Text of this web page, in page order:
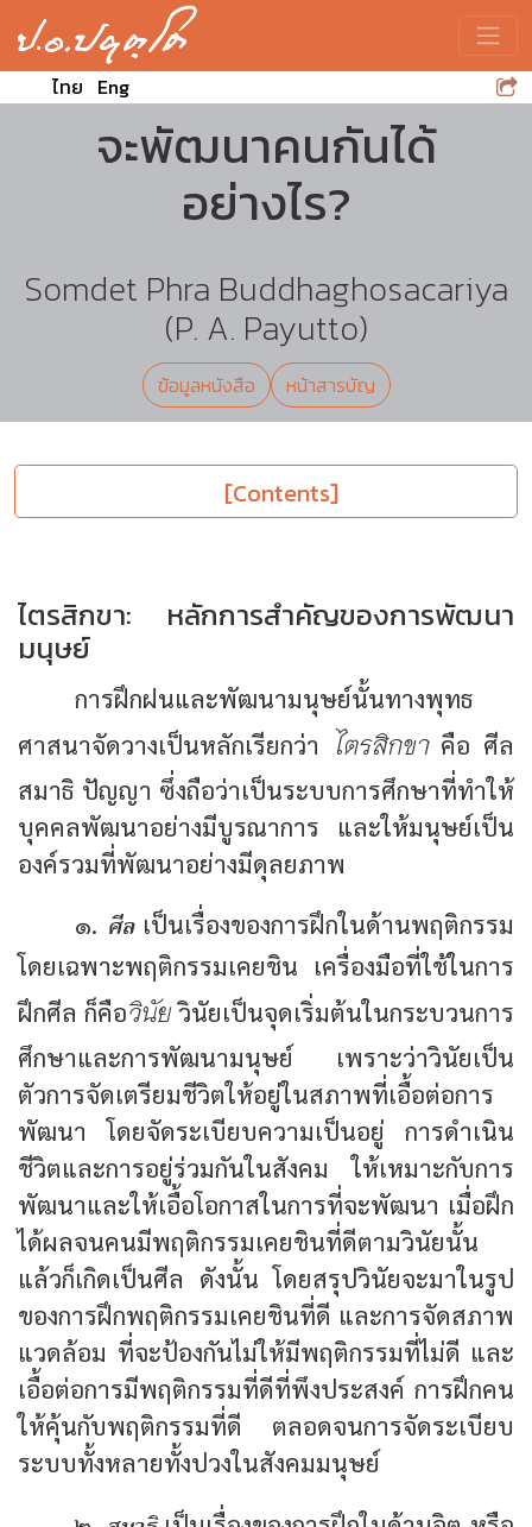
ไทย Eng
จะพัฒนาคนกันได้
อย่างไร?
Somdet Phra Buddhaghosacariya
(P. A. Payutto)
ข้อมูลหนังสือ หน้าสารบัญ
[Contents]
ไตรสิกขา: หลักการสำคัญของการพัฒนา
มนุษย์
การฝึกฝนและพัฒนามนุษย์นั้นทางพุทธ
ศาสนาจัดวางเป็นหลักเรียกว่า ไตรสิกขาคือ ศีล
สมาธิ ปัญญา ซึ่งถือว่าเป็นระบบการศึกษาที่ทำให้
บุคคลพัฒนาอย่างมีบูรณาการ และให้มนุษย์เป็น
องค์รวมที่พัฒนาอย่างมีดุลยภาพ
๑. ศีลเป็นเรื่องของการฝึกในด้านพฤติกรรม
โดยเฉพาะพฤติกรรมเคยชิน เครื่องมือที่ใช้ในการ
ฝึกศีล ก็คือวินัยวินัยเป็นจุดเริ่มต้นในกระบวนการ
ศึกษาและการพัฒนามนุษย์ เพราะว่าวินัยเป็น
ตัวการจัดเตรียมชีวิตให้อยู่ในสภาพที่เอื้อต่อการ
พัฒนา โดยจัดระเบียบความเป็นอยู่ การดำเนิน
ชีวิตและการอยู่ร่วมกันในสังคม ให้เหมาะกับการ
พัฒนาและให้เอื้อโอกาสในการที่จะพัฒนา เมื่อฝึก
ได้ผลจนคนมีพฤติกรรมเคยชินที่ดีตามวินัยนั้น
แล้วก็เกิดเป็นศีล ดังนั้น โดยสรุปวินัยจะมาในรูป
ของการฝึกพฤติกรรมเคยชินที่ดี และการจัดสภาพ
แวดล้อม ที่จะป้องกันไม่ให้มีพฤติกรรมที่ไม่ดี และ
เอื้อต่อการมีพฤติกรรมที่ดีที่พึงประสงค์ การฝึกคน
ให้คุ้นกับพฤติกรรมที่ดี ตลอดจนการจัดระเบียบ
ระบบทั้งหลายทั้งปวงในสังคมมนุษย์